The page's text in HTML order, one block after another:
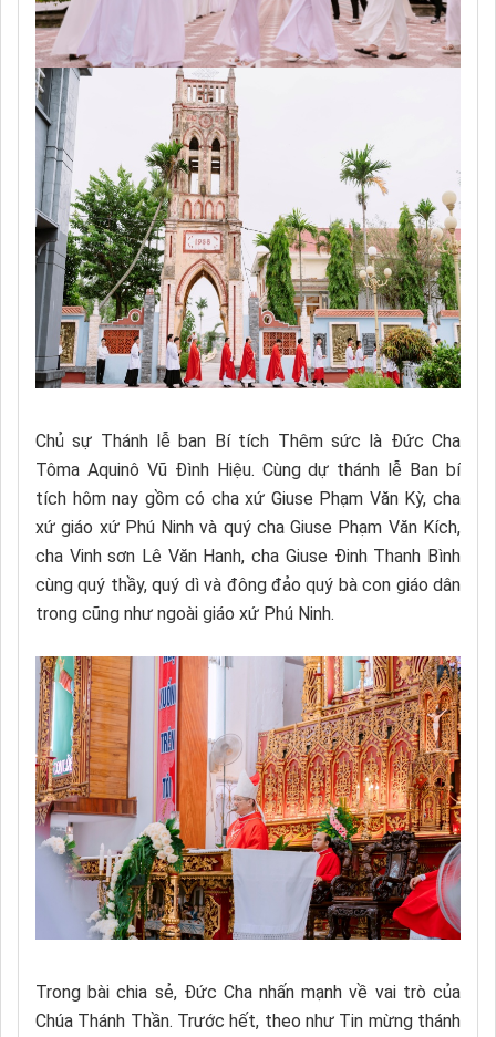
Chủ sự Thánh lễ ban Bí tích Thêm sức là Đức Cha
Tôma Aquinô Vũ Đình Hiệu. Cùng dự thánh lễ Ban bí
tích hôm nay gồm có cha xứ Giuse Phạm Văn Kỳ, cha
xứ giáo xứ Phú Ninh và quý cha Giuse Phạm Văn Kích,
cha Vinh sơn Lê Văn Hanh, cha Giuse Đinh Thanh Bình
cùng quý thầy, quý dì và đông đảo quý bà con giáo dân
trong cũng như ngoài giáo xứ Phú Ninh.
Trong bài chia sẻ, Đức Cha nhấn mạnh về vai trò của
Chúa Thánh Thần. Trước hết, theo như Tin mừng thánh